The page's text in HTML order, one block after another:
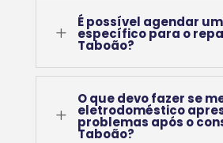
L
É possível agendar
específico para o
Taboão?
L
O que devo fazer se
eletrodoméstico
problemas após o
Taboão?